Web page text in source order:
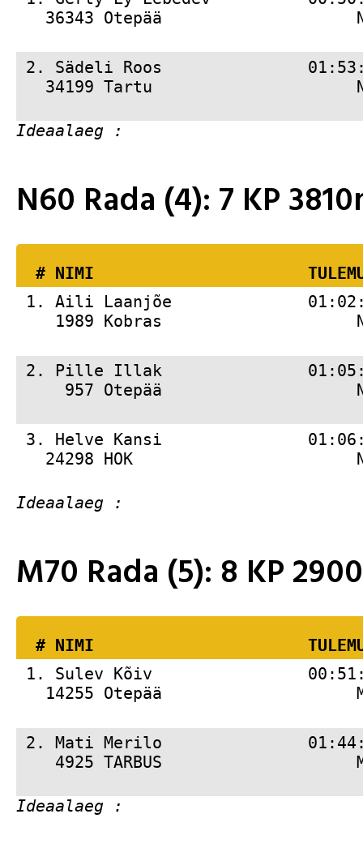
36343 Otepää
2. Sädeli Roos
34199 Tartu
N60 Rada (4): 7 KP
  #
NIMI
1. Aili Laanjõe
1989 Kobras
2. Pille Illak               01:05:02
957 Otepää
3. Helve Kansi
24298 HOK
M70 Rada (5): 8 KP
  #
NIMI
1. Sulev Kõiv
14255 Otepää
2. Mati Merilo
4925 TARBUS